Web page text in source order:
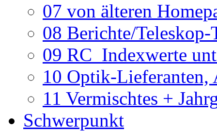
07 von älteren
08 Berichte/
09 RC_Indexwerte
10 Optik-Lieferanten,
11 Vermischtes +
Schwerpunkt